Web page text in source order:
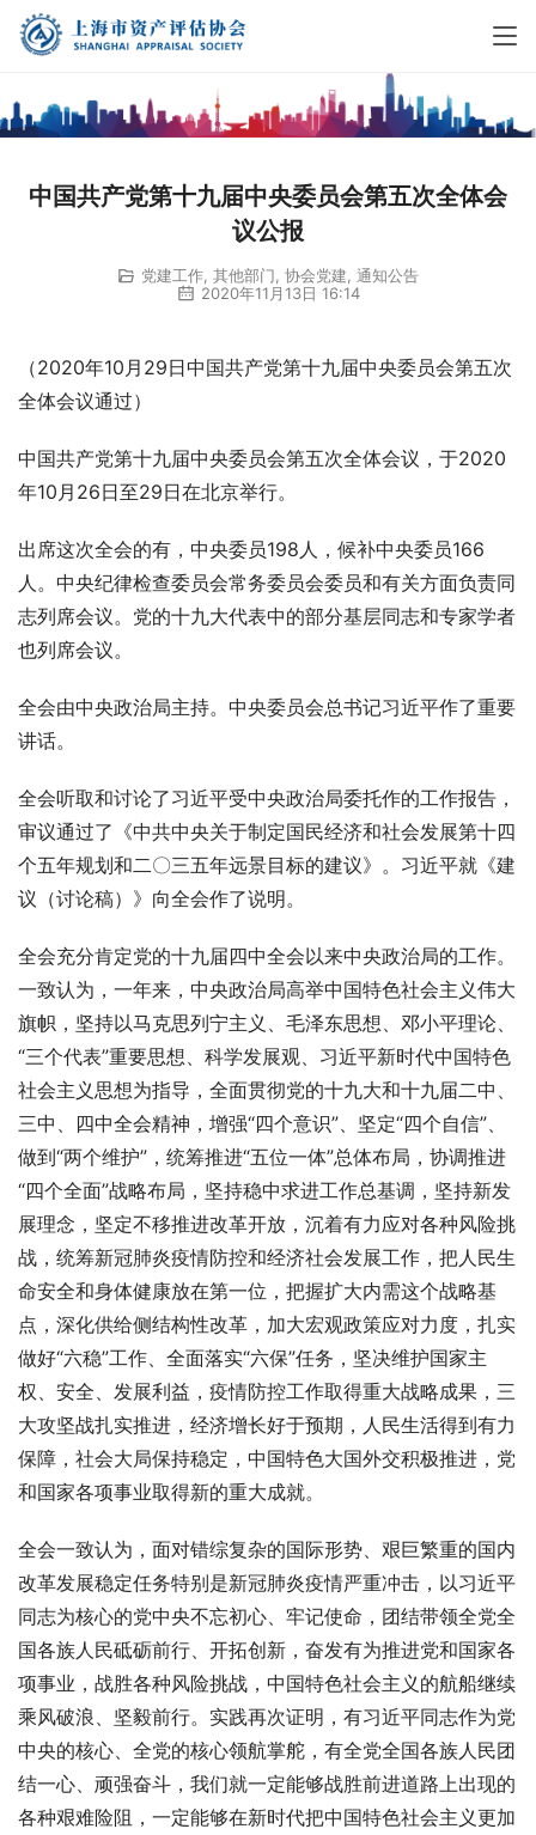
中国共产党第十九届中央委员会第五次全体会
议公报
党建工作 其他部门 协会党建 通知公告
2020年11月13日 16:14
（2020年10月29日中国共产党第十九届中央委员会第五次
全体会议通过）
中国共产党第十九届中央委员会第五次全体会议，于2020
年10月26日至29日在北京举行。
出席这次全会的有，中央委员198人，候补中央委员166
人。中央纪律检查委员会常务委员会委员和有关方面负责同
志列席会议。党的十九大代表中的部分基层同志和专家学者
也列席会议。
全会由中央政治局主持。中央委员会总书记习近平作了重要
讲话。
全会听取和讨论了习近平受中央政治局委托作的工作报告，
审议通过了《中共中央关于制定国民经济和社会发展第十四
个五年规划和二〇三五年远景目标的建议》。习近平就《建
议（讨论稿）》向全会作了说明。
全会充分肯定党的十九届四中全会以来中央政治局的工作。
一致认为，一年来，中央政治局高举中国特色社会主义伟大
旗帜，坚持以马克思列宁主义、毛泽东思想、邓小平理论、
“三个代表”重要思想、科学发展观、习近平新时代中国特色
社会主义思想为指导，全面贯彻党的十九大和十九届二中、
三中、四中全会精神，增强“四个意识”、坚定“四个自信”、
做到“两个维护”，统筹推进“五位一体”总体布局，协调推进
“四个全面”战略布局，坚持稳中求进工作总基调，坚持新发
展理念，坚定不移推进改革开放，沉着有力应对各种风险挑
战，统筹新冠肺炎疫情防控和经济社会发展工作，把人民生
命安全和身体健康放在第一位，把握扩大内需这个战略基
点，深化供给侧结构性改革，加大宏观政策应对力度，扎实
做好“六稳”工作、全面落实“六保”任务，坚决维护国家主
权、安全、发展利益，疫情防控工作取得重大战略成果，三
大攻坚战扎实推进，经济增长好于预期，人民生活得到有力
保障，社会大局保持稳定，中国特色大国外交积极推进，党
和国家各项事业取得新的重大成就。
全会一致认为，面对错综复杂的国际形势、艰巨繁重的国内
改革发展稳定任务特别是新冠肺炎疫情严重冲击，以习近平
同志为核心的党中央不忘初心、牢记使命，团结带领全党全
国各族人民砥砺前行、开拓创新，奋发有为推进党和国家各
项事业，战胜各种风险挑战，中国特色社会主义的航船继续
乘风破浪、坚毅前行。实践再次证明，有习近平同志作为党
中央的核心、全党的核心领航掌舵，有全党全国各族人民团
结一心、顽强奋斗，我们就一定能够战胜前进道路上出现的
各种艰难险阻，一定能够在新时代把中国特色社会主义更加